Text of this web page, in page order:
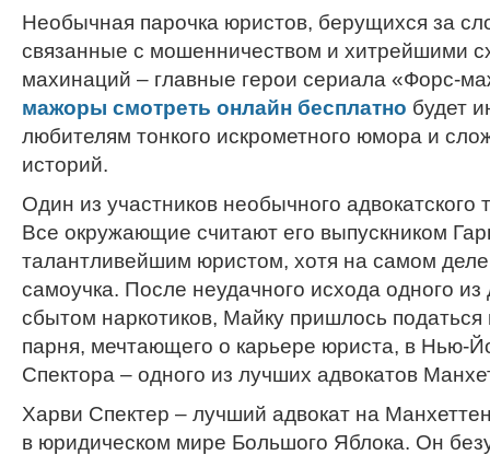
Необычная парочка юристов, берущихся за
связанные с мошенничеством и хитрейшими
махинаций – главные герои сериала «Форс-
мажоры смотреть онлайн бесплатно будет
любителям тонкого искрометного юмора и
историй.
Один из участников необычного
Все окружающие считают его выпускником
талантливейшим юристом, хотя на самом
самоучка. После неудачного исхода одного
сбытом наркотиков, Майку пришлось податься
парня, мечтающего о карьере юриста, в Нью-
Спектора – одного из лучших адвокатов
Харви Спектер – лучший адвокат на
в юридическом мире Большого Яблока. Он